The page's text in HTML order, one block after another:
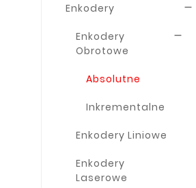
Enkodery 
Enkodery
Obrotowe

Absolutne
Inkrementalne
Enkodery Liniowe
Enkodery
Laserowe